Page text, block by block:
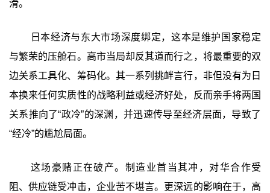
滑。
日本经济与东大市场深度绑定，这本是维护国家稳定
与繁荣的压舱石。高市当局却反其道而行之，将最重要的双
边关系工具化、筹码化。其一系列挑衅言行，非但没有为日
本换来任何实质性的战略利益或经济好处，反而亲手将两国
关系推向了“政冷”的深渊，并迅速传导至经济层面，导致了
“经冷”的尴尬局面。
这场豪赌正在破产。制造业首当其冲，对华合作受
阻、供应链受冲击，企业苦不堪言。更深远的影响在于，高